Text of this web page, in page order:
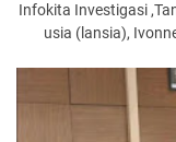
Infokita Investigasi
usia (lansia),